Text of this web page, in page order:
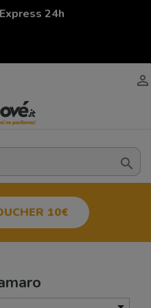
24h


10€